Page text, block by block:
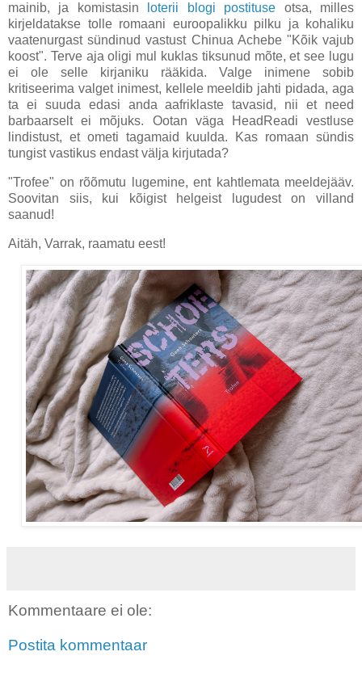
mainib, ja komistasin
loterii blogi postituse otsa, milles
kirjeldatakse tolle romaani euroopalikku pilku ja kohaliku
vaatenurgast sündinud vastust Chinua Achebe "Kõik vajub
koost". Terve aja oligi mul kuklas tiksunud mõte, et see lugu
ei ole selle kirjaniku rääkida. Valge inimene sobib
kritiseerima valget inimest, kellele meeldib jahti pidada, aga
ta ei suuda edasi anda aafriklaste tavasid, nii et need
barbaarselt ei mõjuks. Ootan väga HeadReadi vestluse
lindistust, et ometi tagamaid kuulda. Kas romaan sündis
tungist vastikus endast välja kirjutada?
"Trofee" on rõõmutu lugemine, ent kahtlemata meeldejääv.
Soovitan siis, kui kõigist helgeist lugudest on villand
saanud!
Aitäh, Varrak, raamatu eest!
Kommentaare ei ole:
Postita kommentaar